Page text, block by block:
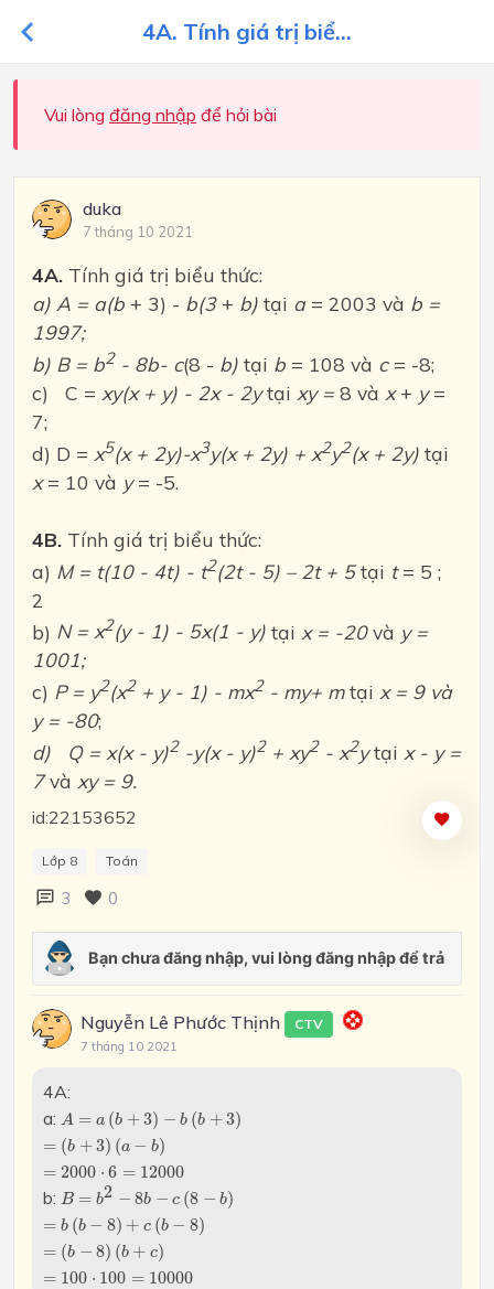
4A. Tính giá trị biể...
Vui lòng đăng nhập để hỏi bài
duka
7 tháng 10 2021
4A. Tính giá trị biểu thức:
a) A = a(b + 3) - b(3 + b) tại a = 2003 và b =
1997;
b) B = b2- 8b- c(8 - b) tại b = 108 và c = -8;
c) C = xy(x + y) - 2x - 2ytại xy =8 và x+ y=
7;
d) D = x5(x + 2y)-x3y(x + 2y) + x2y2(x + 2y) tại
x= 10 và y= -5.
4B. Tính giá trị biểu thức:
a) M = t(10 - 4t) - t2(2t - 5) – 2t + 5tại t= 5 ;
2
b) N = x2(y - 1) - 5x(1 - y) tại x = -20và y =
1001;
c) P = y2(x2+ y - 1) - mx2- my+ mtại x = 9 và
y = -80;
d) Q = x(x - y)2-y(x - y)2+ xy2- x2ytại x - y =
7và xy = 9.
id:22153652
Lớp 8 Toán
3 0
Nguyễn Lê Phước Thịnh CTV
7 tháng 10 2021
4A:
a: A = a (b +3) − b (b +3)
A + ) −b + 3)
= (b +3) (a − b)
b+ 3 (a −
= 2000 ⋅ 6 = 12000
2000 6=
12000
b: B = b2 − 8b − c (8 − b)
B=b2 − −c(8−
= b (b − 8) + c (b − 8)
b( b− +c b 8)
= (b − 8) (b + c)
b− (b +c
= 100 ⋅ 100 = 10000
100⋅ 100= 10000